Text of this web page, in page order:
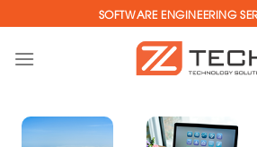
to
content
SOFTWARE ENGINEERING